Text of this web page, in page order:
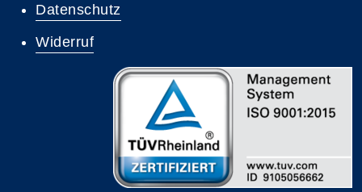
Datenschutz
Widerruf